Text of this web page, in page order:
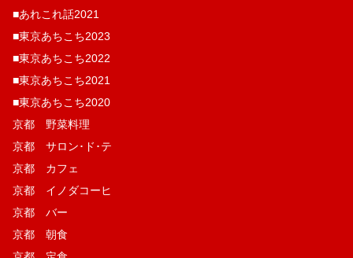
■あれこれ話2021
■東京あちこち2023
■東京あちこち2022
■東京あちこち2021
■東京あちこち2020
京都 野菜料理
京都 サロン･ド･テ
京都 カフェ
京都 イノダコーヒ
京都 バー
京都 朝食